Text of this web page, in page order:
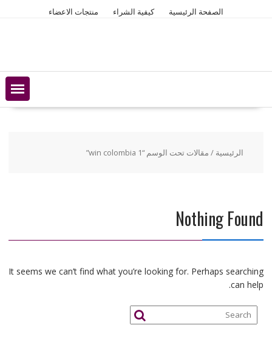
الصفحة الرئيسية كيفية الشراء منتجات الاعضاء
الرئيسية / مقالات تحت الوسم “1 win colombia”
Nothing Found
It seems we can’t find what you’re looking for. Perhaps searching
can help.